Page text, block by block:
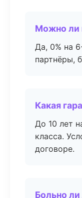
Можно ли
Да, 0% на
партнёры,
Какая
До 10 лет
класса.
договоре.
Больно ли